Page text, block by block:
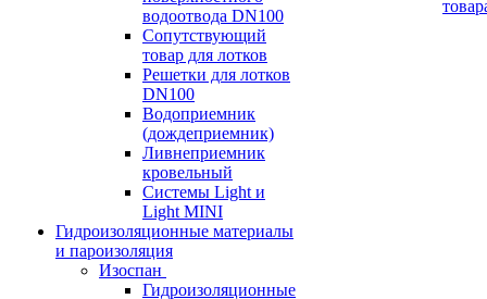
водоотвода DN100
Сопутствующий
товар для лотков
Решетки для лотков
DN100
Водоприемник
(дождеприемник)
Ливнеприемник
кровельный
Системы Light и
Light MINI
Гидроизоляционные материалы
и пароизоляция
Изоспан
Гидроизоляционные